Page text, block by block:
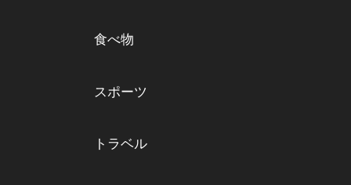
食べ物
スポーツ
トラベル